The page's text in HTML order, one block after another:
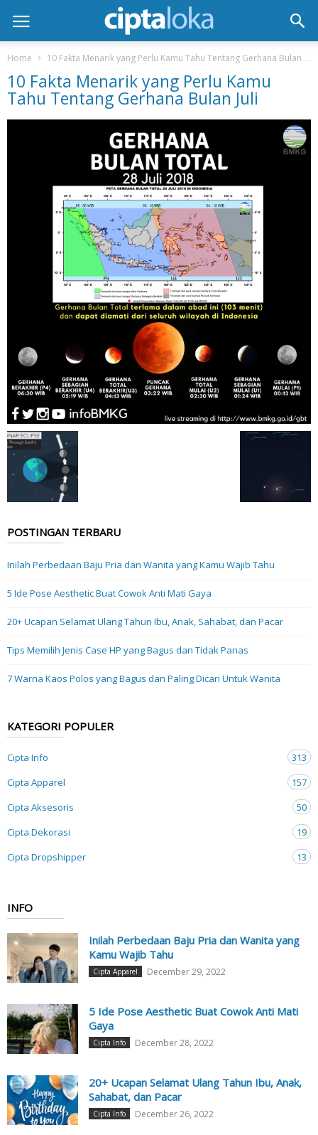
Home 10 Fakta Menarik yang Perlu Kamu Tahu Tentang Gerhana Bulan Juli
10 Fakta Menarik yang Perlu Kamu
Tahu Tentang Gerhana Bulan Juli
POSTINGAN TERBARU
Inilah Perbedaan Baju Pria dan Wanita yang Kamu Wajib Tahu
5 Ide Pose Aesthetic Buat Cowok Anti Mati Gaya
20+ Ucapan Selamat Ulang Tahun Ibu, Anak, Sahabat, dan Pacar
Tips Memilih Jenis Case HP yang Bagus dan Tidak Panas
7 Warna Kaos Polos yang Bagus dan Paling Dicari Untuk Wanita
KATEGORI POPULER
Cipta Info
313
Cipta Apparel
157
Cipta Aksesoris
50
Cipta Dekorasi
19
Cipta Dropshipper
13
INFO
Inilah Perbedaan Baju Pria dan Wanita yang
Kamu Wajib Tahu
Cipta Apparel December 29, 2022
5 Ide Pose Aesthetic Buat Cowok Anti Mati
Gaya
Cipta Info December 28, 2022
20+ Ucapan Selamat Ulang Tahun Ibu, Anak,
Sahabat, dan Pacar
Cipta Info December 26, 2022